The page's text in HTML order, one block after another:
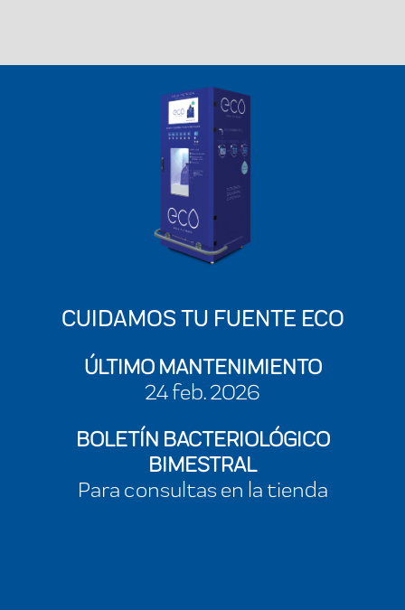
CUIDAMOS TU FUENTE ECO
ÚLTIMO MANTENIMIENTO
24 feb. 2026
BOLETÍN BACTERIOLÓGICO
BIMESTRAL
Para consultas en la tienda